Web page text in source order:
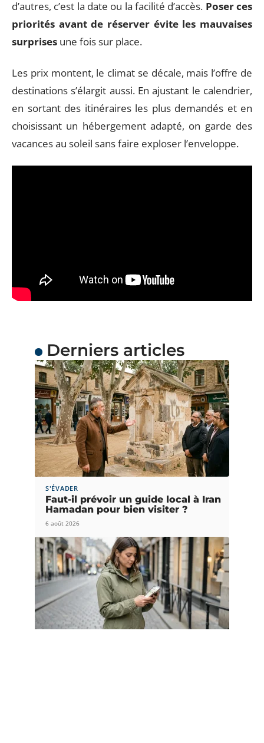
d’autres, c’est la date ou la facilité d’accès. Poser ces
priorités avant de réserver évite les mauvaises
surprises une fois sur place.
Les prix montent, le climat se décale, mais l’offre de
destinations s’élargit aussi. En ajustant le calendrier,
en sortant des itinéraires les plus demandés et en
choisissant un hébergement adapté, on garde des
vacances au soleil sans faire exploser l’enveloppe.
Derniers articles
S'ÉVADER
Faut-il prévoir un guide local à Iran
Hamadan pour bien visiter ?
6 août 2026